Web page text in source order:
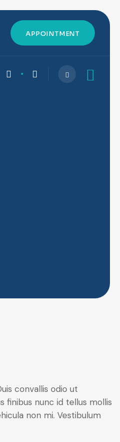
APPOINTMENT
convallis odio ut
finibus nunc id tellus mollis
non mi. Vestibulum